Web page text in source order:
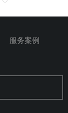
服务案例